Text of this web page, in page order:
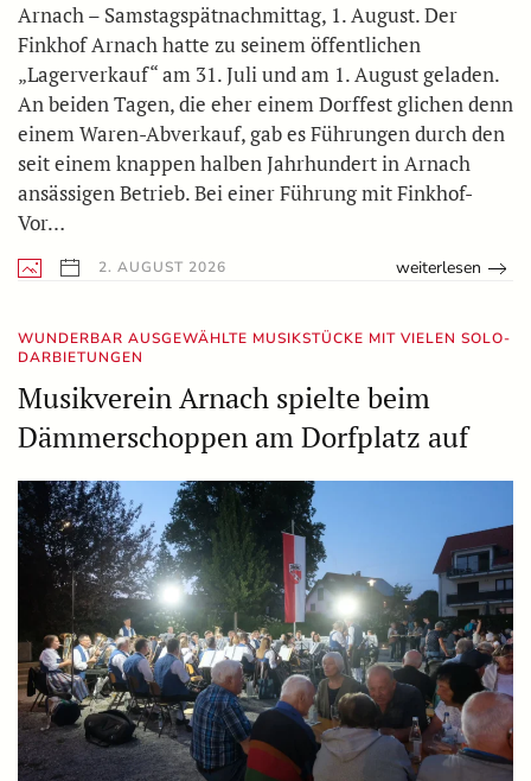
Arnach – Samstagspätnachmittag, 1. August. Der
Finkhof Arnach hatte zu seinem öffentlichen
„Lagerverkauf“ am 31. Juli und am 1. August geladen.
An beiden Tagen, die eher einem Dorffest glichen denn
einem Waren-Abverkauf, gab es Führungen durch den
seit einem knappen halben Jahrhundert in Arnach
ansässigen Betrieb. Bei einer Führung mit Finkhof-
Vor…
2. AUGUST 2026 weiterlesen
WUNDERBAR AUSGEWÄHLTE MUSIKSTÜCKE MIT VIELEN SOLO-
DARBIETUNGEN
Musikverein Arnach spielte beim
Dämmerschoppen am Dorfplatz auf